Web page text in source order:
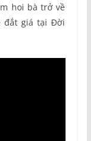
hoi bà trở về
đắt giá tại Đời